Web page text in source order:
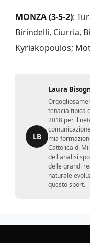
MONZA(3-5-2):
Birindelli, Ciurria,
Kyriakopoulos;
LB
Laura
tenacia tipica
2018 per il
mia
Cattolica di
dell'analisi
delle grandi
naturale
questo sport.